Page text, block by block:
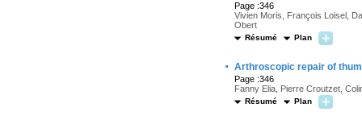
Page :346
Vivien Moris, François Loisel,
Obert
Résumé Plan
· Arthroscopic repair of
Page :346
Fanny Elia, Pierre Croutzet,
Résumé Plan